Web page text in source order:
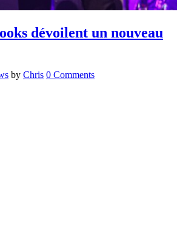
dévoilent un nouveau
by Chris 0 Comments